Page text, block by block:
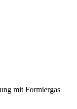
mit Formiergas